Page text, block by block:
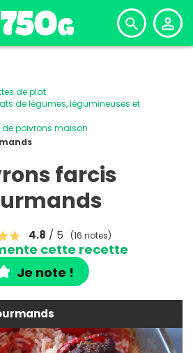
de plat
de légumes, légumineuses et
poivrons maison
farcis
4.8 / 5 (16 notes)
cette recette
Je note !